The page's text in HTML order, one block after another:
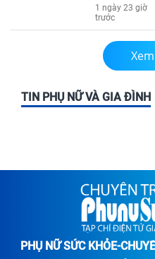
1 ngày 23 giờ
trước
TIN PHỤ NỮ VÀ GIA ĐÌNH
PHỤ NỮ SỨC KHỎE-